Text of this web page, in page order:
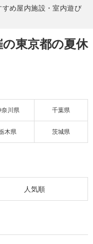
め屋内施設・室内遊び
東京都の夏休
奈川県 千葉県
木県 茨城県
人気順